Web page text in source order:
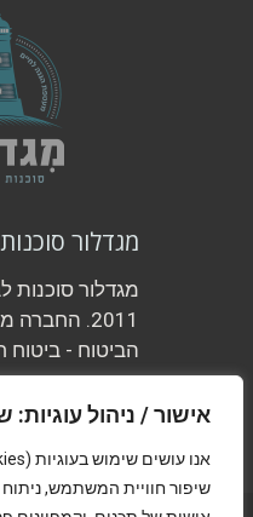
אישור / ניהול
שיפור חוויית המשתמש,
מגדלור
מגדלור סוכנות
2011.
הביטוח - ביטוח
משכנתא ועוד.